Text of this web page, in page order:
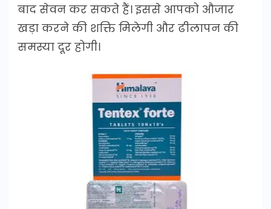
बाद सेवन कर सकते हैं। इससे आपको औजार
खड़ा करने की शक्ति मिलेगी और ढीलापन की
समस्या दूर होगी।